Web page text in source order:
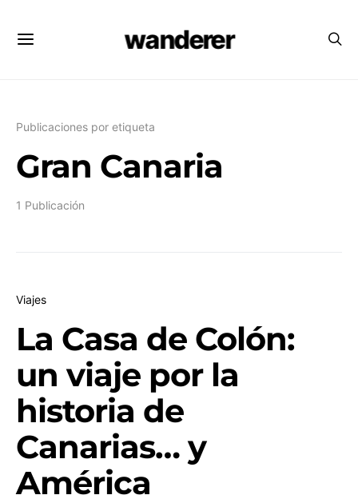
wanderer
Publicaciones por etiqueta
Gran Canaria
1 Publicación
Viajes
La Casa de Colón:
un viaje por la
historia de
Canarias… y
América